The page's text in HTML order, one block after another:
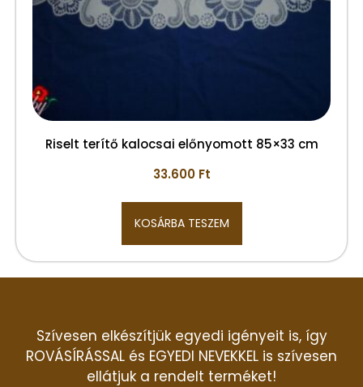
Riselt terítő kalocsai előnyomott 85×33 cm
33.600 Ft
KOSÁRBA TESZEM
Szívesen elkészítjük egyedi igényeit is, így
ROVÁSÍRÁSSAL és EGYEDI NEVEKKEL is szívesen
ellátjuk a rendelt terméket!